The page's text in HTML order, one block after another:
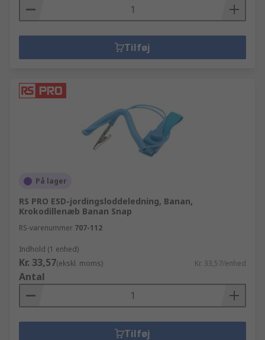
Tilføj
På lager
RS PRO ESD-jordingsloddeledning, Banan,
Krokodillenæb Banan Snap
RS-varenummer 707-112
Indhold (1 enhed)
Kr. 33,57(ekskl. moms) Kr. 33,57/enhed
Antal
Tilføj